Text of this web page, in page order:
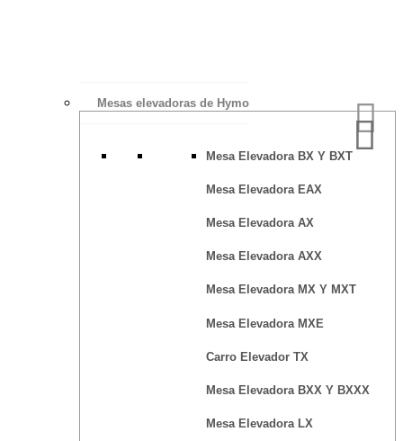
Mesas elevadoras de Hymo
Mesa Elevadora BX Y BXT
Mesa Elevadora EAX
Mesa Elevadora AX
Mesa Elevadora AXX
Mesa Elevadora MX Y MXT
Mesa Elevadora MXE
Carro Elevador TX
Mesa Elevadora BXX Y BXXX
Mesa Elevadora LX